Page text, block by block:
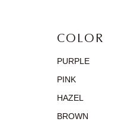
COLOR
PURPLE
PINK
HAZEL
BROWN